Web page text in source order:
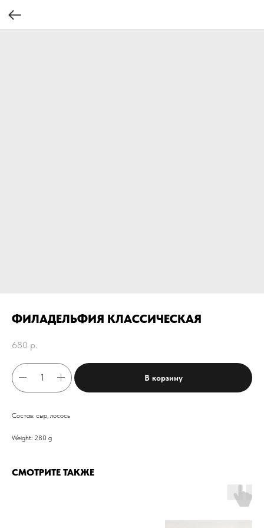
ФИЛАДЕЛЬФИЯ КЛАССИЧЕСКАЯ
680 р.
В корзину
Состав: сыр, лосось
Weight: 280 g
СМОТРИТЕ ТАКЖЕ